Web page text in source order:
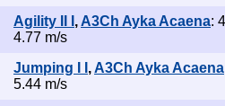
Agility II I , A3Ch Ayka Acaena:
4.77 m/s
Jumping I I ,A3Ch Ayka Acaena
5.44 m/s